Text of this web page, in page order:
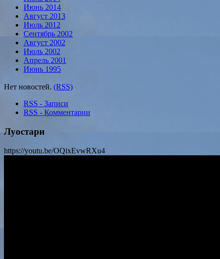
Июнь 2014
Август 2013
Июль 2012
Сентябрь 2002
Август 2002
Июль 2002
Апрель 2001
Июнь 1995
Нет новостей. (RSS)
RSS - Записи
RSS - Комментарии
Луостари
https://youtu.be/OQixEvwRXu4